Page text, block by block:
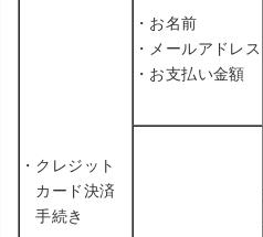
・クレジット
カード決済
手続き
・お名前
・メールアドレス
・お支払い金額